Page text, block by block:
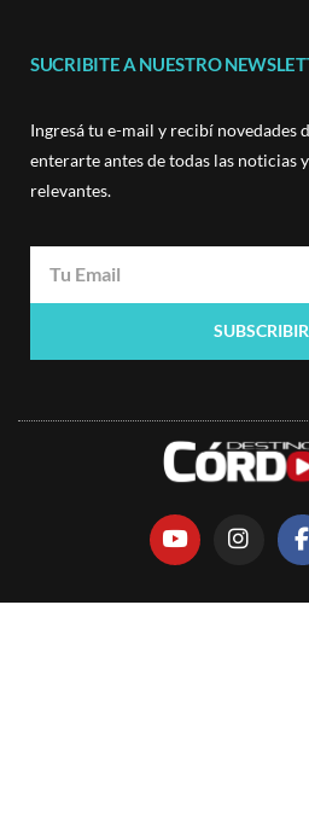
SUCRIBITE A NUESTRO
Ingresá tu e-mail y recibí novedades
enterarte antes de todas las noticias
relevantes.